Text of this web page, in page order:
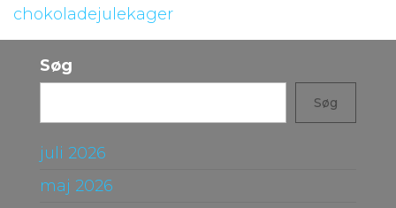
chokoladejulekager
Søg
Søg
juli 2026
maj 2026